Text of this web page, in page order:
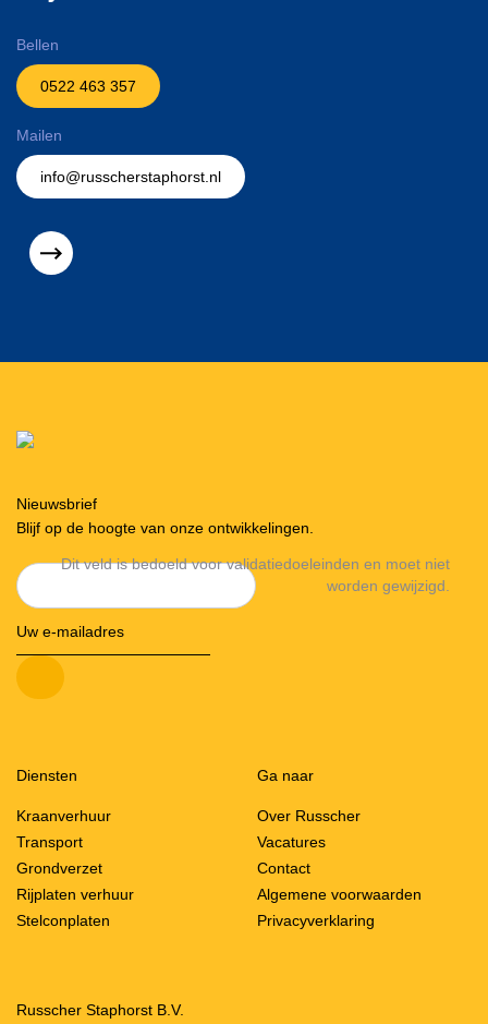
Bellen
0522 463 357
Mailen
info@russcherstaphorst.nl
Nieuwsbrief
Blijf op de hoogte van onze ontwikkelingen.
Dit veld is bedoeld voor validatiedoeleinden en moet niet
worden gewijzigd.
Diensten
Kraanverhuur
Transport
Grondverzet
Rijplaten verhuur
Stelconplaten
Ga naar
Over Russcher
Vacatures
Contact
Algemene voorwaarden
Privacyverklaring
Russcher Staphorst B.V.